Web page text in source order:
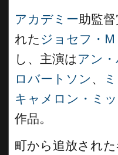
アカデミー助監
れた ジョセフ・
し、主演はアン
ロバートソン 、
キャメロン・ミ
作品。
町から追放され